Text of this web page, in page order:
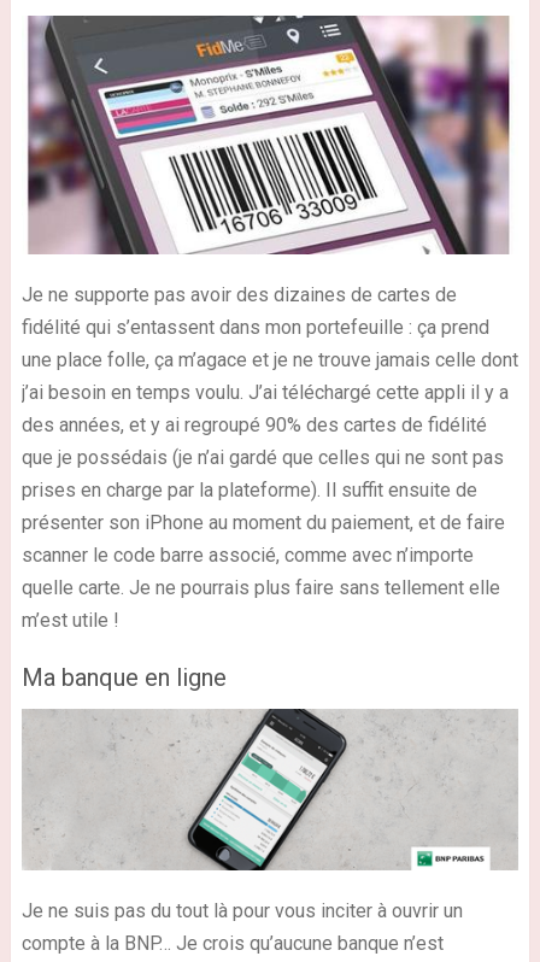
Je ne supporte pas avoir des dizaines de cartes de
fidélité qui s’entassent dans mon portefeuille : ça prend
une place folle, ça m’agace et je ne trouve jamais celle dont
j’ai besoin en temps voulu. J’ai téléchargé cette appli il y a
des années, et y ai regroupé 90% des cartes de fidélité
que je possédais (je n’ai gardé que celles qui ne sont pas
prises en charge par la plateforme). Il suffit ensuite de
présenter son iPhone au moment du paiement, et de faire
scanner le code barre associé, comme avec n’importe
quelle carte. Je ne pourrais plus faire sans tellement elle
m’est utile !
Ma banque en ligne
Je ne suis pas du tout là pour vous inciter à ouvrir un
compte à la BNP… Je crois qu’aucune banque n’est